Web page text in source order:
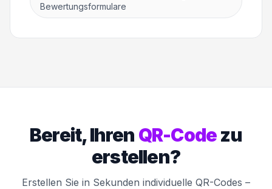
Bewertungsformulare
Bereit, Ihren QR-Codezu
erstellen?
Erstellen Sie in Sekunden individuelle QR-Codes –